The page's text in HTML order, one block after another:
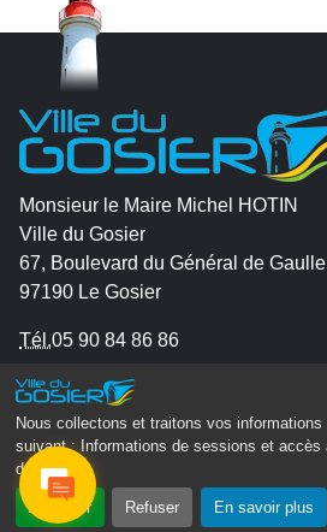
Nous collectons et traitons vos
suivant :
Informations de sessions et
des pages .
Accepter Refuser En savoir plus
Monsieur le Maire Michel HOTIN
Ville du Gosier
67, Boulevard du Général de Gaulle
97190 Le Gosier
Tél.05 90 84 86 86
Envoyer un email
Contacter la P.R.A.D.A
Contactez le délégué à la
personnelles - D.P.O